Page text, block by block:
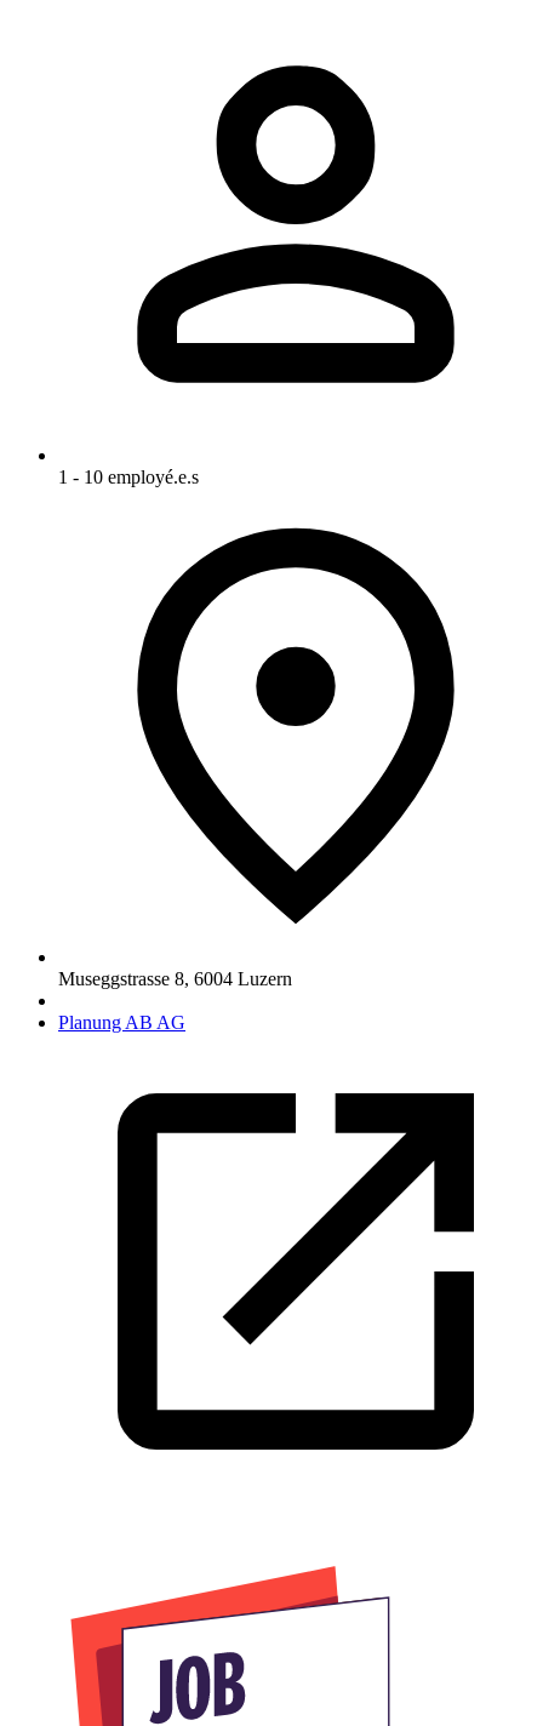
1 - 10 employé.e.s
Museggstrasse 8, 6004 Luzern
Planung AB AG